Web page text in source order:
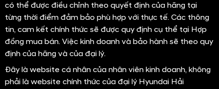
có thể được điều chỉnh theo quyết định của hãng tại
từng thời điểm đảm bảo phù hợp với thực tế. Các thông
tin, cam kết chính thức sẽ được quy định cụ thể tại Hợp
đồng mua bán. Việc kinh doanh và bảo hành sẽ theo quy
định của hãng và của đại lý.
Đây là website cá nhân của nhân viên kinh doanh, không
phải là website chính thức của đại lý Hyundai Hải